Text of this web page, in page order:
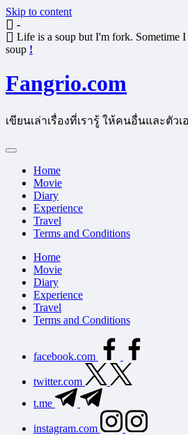
Skip to content
-
Life is a soup but I'm fork. Sometime
soup !
Fangrio.com
เขียนเล่าเรื่องที่เรารู้ ให้คนอื่นและตัวเ
Home
Movie
Diary
Experience
Travel
Terms and Conditions
Home
Movie
Diary
Experience
Travel
Terms and Conditions
facebook.com
twitter.com
t.me
instagram.com